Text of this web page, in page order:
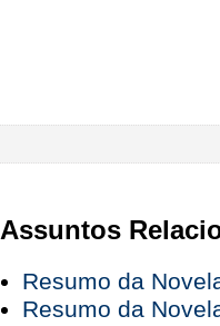
Assuntos
Resumo da
Resumo da